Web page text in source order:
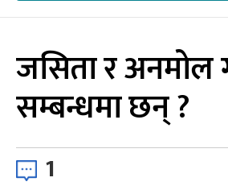
जसिता र अनमोल
सम्बन्धमा छन् ?
1